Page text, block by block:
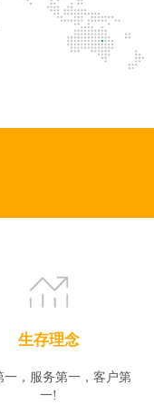
生存理念
一，服务第一，客户第
一!